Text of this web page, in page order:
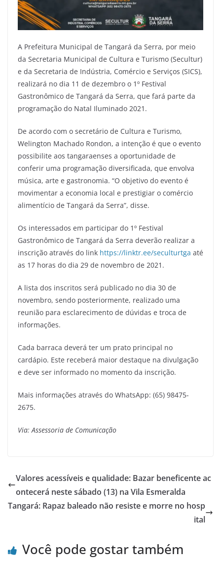
A Prefeitura Municipal de Tangará da Serra, por meio
da Secretaria Municipal de Cultura e Turismo (Secultur)
e da Secretaria de Indústria, Comércio e Serviços (SICS),
realizará no dia 11 de dezembro o 1º Festival
Gastronômico de Tangará da Serra, que fará parte da
programação do Natal Iluminado 2021.
De acordo com o secretário de Cultura e Turismo,
Welington Machado Rondon, a intenção é que o evento
possibilite aos tangaraenses a oportunidade de
conferir uma programação diversificada, que envolva
música, arte e gastronomia. “O objetivo do evento é
movimentar a economia local e prestigiar o comércio
alimentício de Tangará da Serra”, disse.
Os interessados em participar do 1º Festival
Gastronômico de Tangará da Serra deverão realizar a
inscrição através do link https://linktr.ee/seculturtga até
as 17 horas do dia 29 de novembro de 2021.
A lista dos inscritos será publicado no dia 30 de
novembro, sendo posteriormente, realizado uma
reunião para esclarecimento de dúvidas e troca de
informações.
Cada barraca deverá ter um prato principal no
cardápio. Este receberá maior destaque na divulgação
e deve ser informado no momento da inscrição.
Mais informações através do WhatsApp: (65) 98475-
2675.
Via: Assessoria de Comunicação
Valores acessíveis e qualidade: Bazar beneficente ac
ontecerá neste sábado (13) na Vila Esmeralda
Tangará: Rapaz baleado não resiste e morre no hosp
ital
Você pode gostar também